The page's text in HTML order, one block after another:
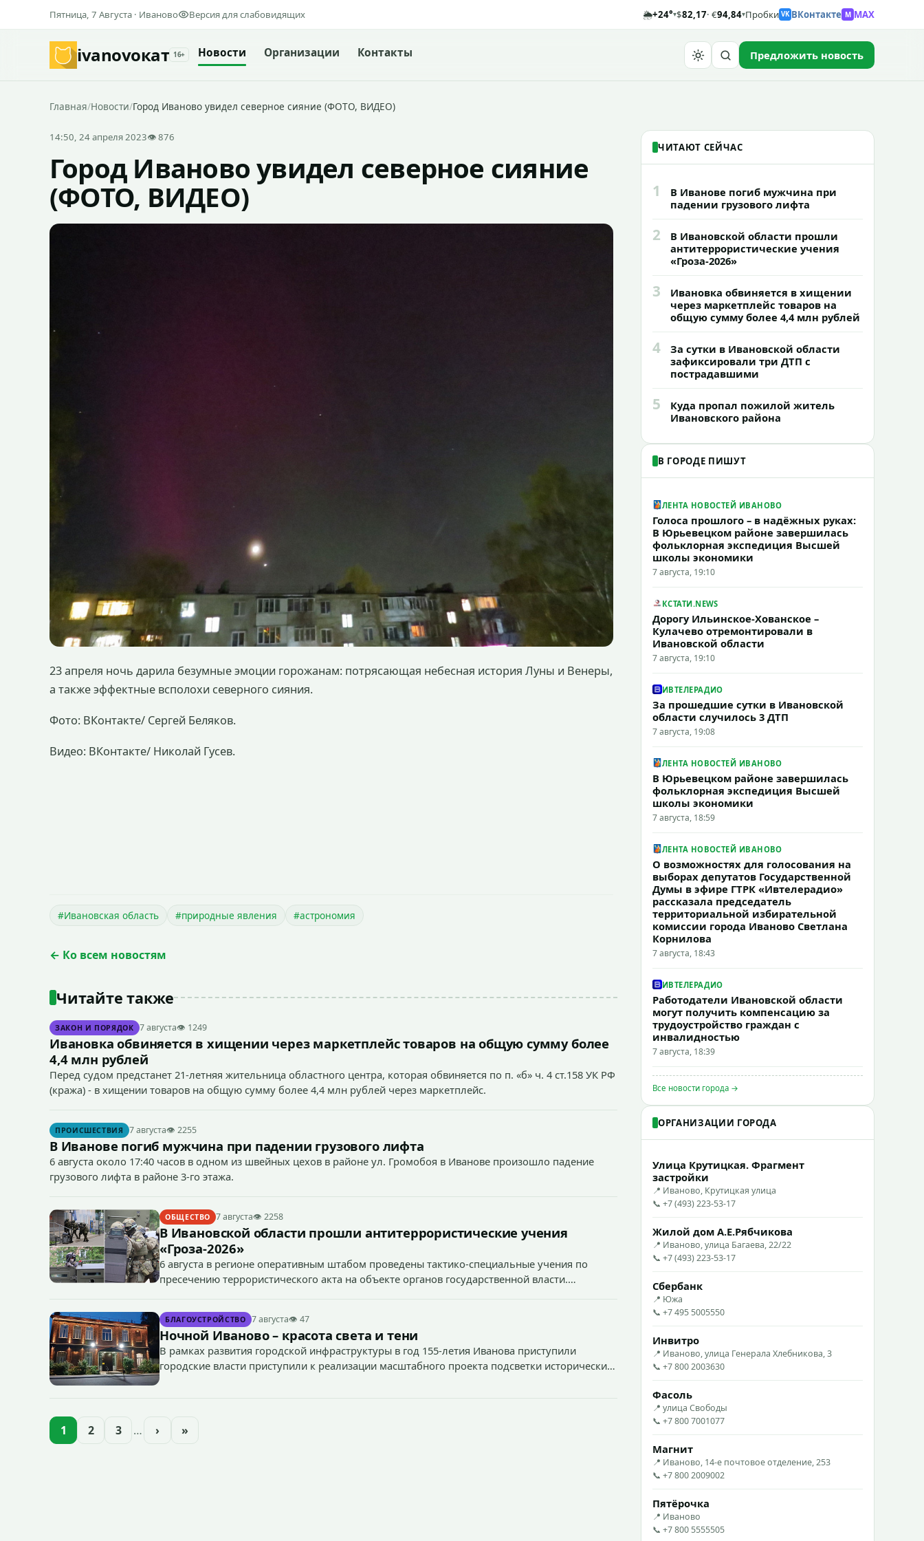
Пятница, 7 Августа · Иваново Версия для слабовидящих 🌦️+24°▾$82,17· €94,84▾Пробки VK ВКонтакте M MAX
ivanovoкат 16+ Новости Организации Контакты Предложить новость
Главная/Новости/Город Иваново увидел северное сияние (ФОТО, ВИДЕО)
14:50, 24 апреля 2023👁 876
Город Иваново увидел северное сияние
(ФОТО, ВИДЕО)
23 апреля ночь дарила безумные эмоции горожанам: потрясающая небесная история Луны и Венеры,
а также эффектные всполохи северного сияния.
Фото: ВКонтакте/ Сергей Беляков.
Видео: ВКонтакте/ Николай Гусев.
#Ивановская область #природные явления #астрономия
← Ко всем новостям
Читайте также
ЗАКОН И ПОРЯДОК 7 августа👁 1249
Ивановка обвиняется в хищении через маркетплейс товаров на общую сумму более
4,4 млн рублей
Перед судом предстанет 21-летняя жительница областного центра, которая обвиняется по п. «б» ч. 4 ст.158 УК РФ
(кража) - в хищении товаров на общую сумму более 4,4 млн рублей через маркетплейс.
ПРОИСШЕСТВИЯ 7 августа👁 2255
В Иванове погиб мужчина при падении грузового лифта
6 августа около 17:40 часов в одном из швейных цехов в районе ул. Громобоя в Иванове произошло падение
грузового лифта в районе 3-го этажа.
ОБЩЕСТВО 7 августа👁 2258
В Ивановской области прошли антитеррористические учения
«Гроза-2026»
6 августа в регионе оперативным штабом проведены тактико-специальные учения по
пресечению террористического акта на объекте органов государственной власти.
БЛАГОУСТРОЙСТВО 7 августа👁 47
Ночной Иваново – красота света и тени
В рамках развития городской инфраструктуры в год 155-летия Иванова приступили
городские власти приступили к реализации масштабного проекта подсветки исторических
1 2 3 … › »
ЧИТАЮТ СЕЙЧАС
1
В Иванове погиб мужчина при
падении грузового лифта
2
В Ивановской области прошли
антитеррористические учения
«Гроза-2026»
3
Ивановка обвиняется в хищении
через маркетплейс товаров на
общую сумму более 4,4 млн рублей
4
За сутки в Ивановской области
зафиксировали три ДТП с
пострадавшими
5
Куда пропал пожилой житель
Ивановского района
В ГОРОДЕ ПИШУТ
ЛЕНТА НОВОСТЕЙ ИВАНОВО
Голоса прошлого – в надёжных руках:
В Юрьевецком районе завершилась
фольклорная экспедиция Высшей
школы экономики
7 августа, 19:10
КСТАТИ.NEWS
Дорогу Ильинское-Хованское –
Кулачево отремонтировали в
Ивановской области
7 августа, 19:10
ИВТЕЛЕРАДИО
За прошедшие сутки в Ивановской
области случилось 3 ДТП
7 августа, 19:08
ЛЕНТА НОВОСТЕЙ ИВАНОВО
В Юрьевецком районе завершилась
фольклорная экспедиция Высшей
школы экономики
7 августа, 18:59
ЛЕНТА НОВОСТЕЙ ИВАНОВО
О возможностях для голосования на
выборах депутатов Государственной
Думы в эфире ГТРК «Ивтелерадио»
рассказала председатель
территориальной избирательной
комиссии города Иваново Светлана
Корнилова
7 августа, 18:43
ИВТЕЛЕРАДИО
Работодатели Ивановской области
могут получить компенсацию за
трудоустройство граждан с
инвалидностью
7 августа, 18:39
Все новости города →
ОРГАНИЗАЦИИ ГОРОДА
Улица Крутицкая. Фрагмент
застройки
📍 Иваново, Крутицкая улица
📞 +7 (493) 223-53-17
Жилой дом А.Е.Рябчикова
📍 Иваново, улица Багаева, 22/22
📞 +7 (493) 223-53-17
Сбербанк
📍 Южа
📞 +7 495 5005550
Инвитро
📍 Иваново, улица Генерала Хлебникова, 3
📞 +7 800 2003630
Фасоль
📍 улица Свободы
📞 +7 800 7001077
Магнит
📍 Иваново, 14-е почтовое отделение, 253
📞 +7 800 2009002
Пятёрочка
📍 Иваново
📞 +7 800 5555505